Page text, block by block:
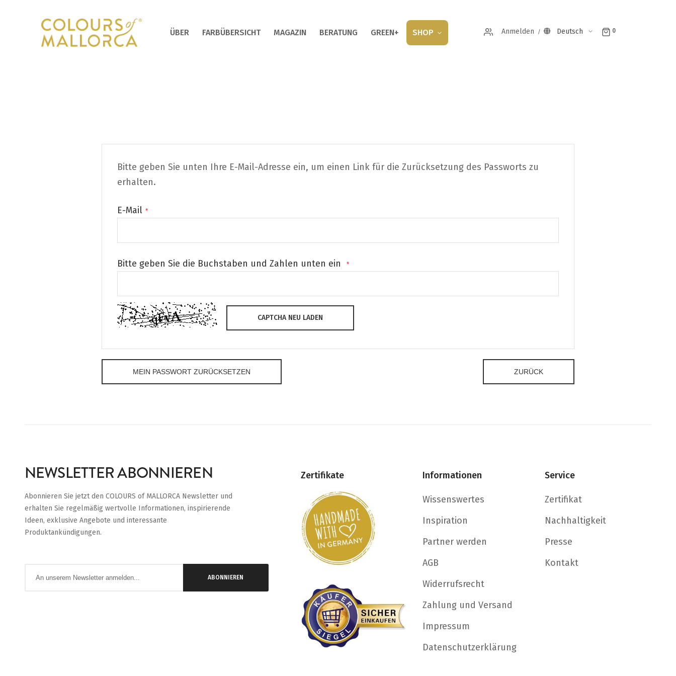
ÜBER FARBÜBERSICHT MAGAZIN BERATUNG GREEN+ SHOP Anmelden Deutsch 0
Bitte geben Sie unten Ihre E-Mail-Adresse ein, um einen Link für die Zurücksetzung des Passworts zu
erhalten.
E-Mail
Bitte geben Sie die Buchstaben und Zahlen unten ein
CAPTCHA NEU LADEN
MEIN PASSWORT ZURÜCKSETZEN ZURÜCK
NEWSLETTER ABONNIEREN
Abonnieren Sie jetzt den COLOURS of MALLORCA Newsletter und
erhalten Sie regelmäßig wertvolle Informationen, inspirierende
Ideen, exklusive Angebote und interessante
Produktankündigungen.
ABONNIEREN
Zertifikate Informationen
Wissenswertes
Inspiration
Partner werden
AGB
Widerrufsrecht
Zahlung und Versand
Impressum
Datenschutzerklärung
Service
Zertifikat
Nachhaltigkeit
Presse
Kontakt